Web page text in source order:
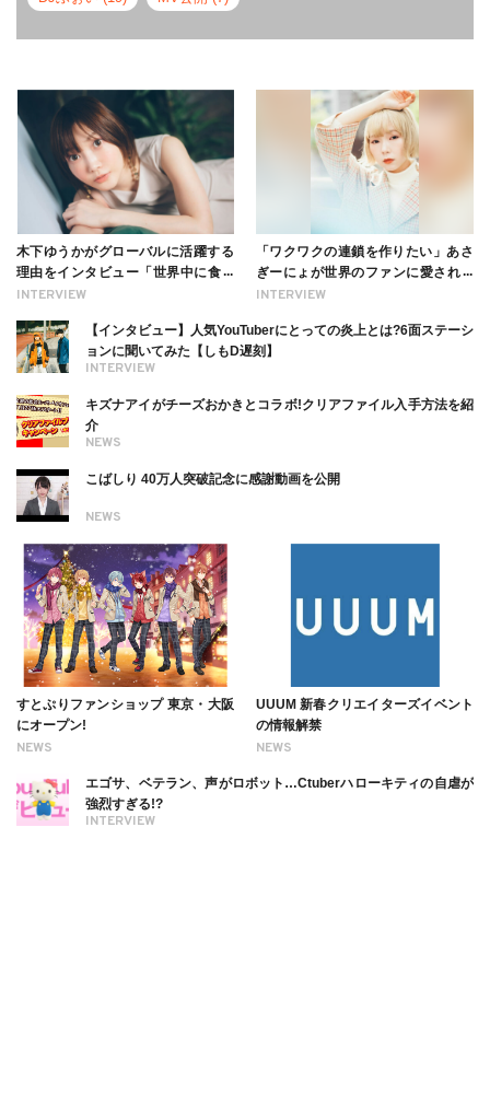
INTERVIEW
木下ゆうかがグローバルに活躍する
理由をインタビュー「世界中に食べ
る幸せを伝えたい」新事務所加入に
INTERVIEW
「ワクワクの連鎖を作りたい」あさ
ぎーにょが世界のファンに愛される
理由【インタビュー】
INTERVIEW
【インタビュー】人気YouTuberにとっての炎上とは?6面ステーシ
ョンに聞いてみた【しもD遅刻】
NEWS
キズナアイがチーズおかきとコラボ!クリアファイル入手方法を紹
介
NEWS
こばしり 40万人突破記念に感謝動画を公開
NEWS
すとぷりファンショップ 東京・大阪
にオープン!
NEWS
UUUM 新春クリエイターズイベント
の情報解禁
INTERVIEW
エゴサ、ベテラン、声がロボット…Ctuberハローキティの自虐が
強烈すぎる!?